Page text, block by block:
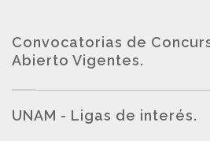
Convocatorias de
Abierto Vigentes.
UNAM - Ligas de interés.